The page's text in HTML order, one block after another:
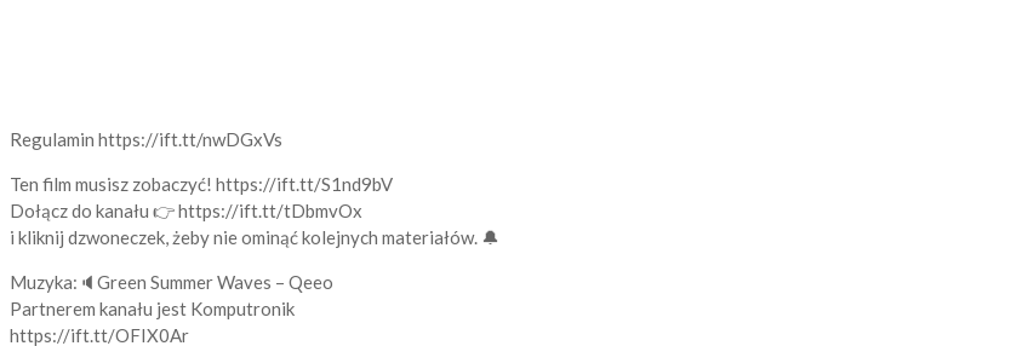
Regulamin https://ift.tt/nwDGxVs
Ten film musisz zobaczyć! https://ift.tt/S1nd9bV
Dołącz do kanału 👉 https://ift.tt/tDbmvOx
i kliknij dzwoneczek, żeby nie ominąć kolejnych materiałów. 🔔
Muzyka:🔈Green Summer Waves – Qeeo
Partnerem kanału jest Komputronik
https://ift.tt/OFIX0Ar